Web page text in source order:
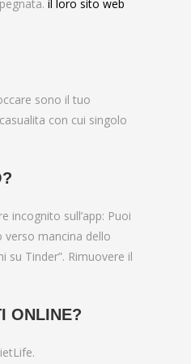
il loro sito web
sono il tuo
con cui singolo
incognito sull’app: Puoi
verso mancina dello
su Tinder”. Rimuovere il
ONLINE?